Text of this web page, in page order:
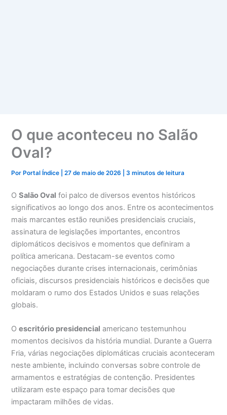
O que aconteceu no Salão
Oval?
PorPortal Índice |27 de maio de 2026 |3 minutos de leitura
OSalão Oval foi palco de diversos eventos históricos
significativos ao longo dos anos. Entre os acontecimentos
mais marcantes estão reuniões presidenciais cruciais,
assinatura de legislações importantes, encontros
diplomáticos decisivos e momentos que definiram a
política americana. Destacam-se eventos como
negociações durante crises internacionais, cerimônias
oficiais, discursos presidenciais históricos e decisões que
moldaram o rumo dos Estados Unidos e suas relações
globais.
Oescritório presidencial americano testemunhou
momentos decisivos da história mundial. Durante a Guerra
Fria, várias negociações diplomáticas cruciais aconteceram
neste ambiente, incluindo conversas sobre controle de
armamentos e estratégias de contenção. Presidentes
utilizaram este espaço para tomar decisões que
impactaram milhões de vidas.